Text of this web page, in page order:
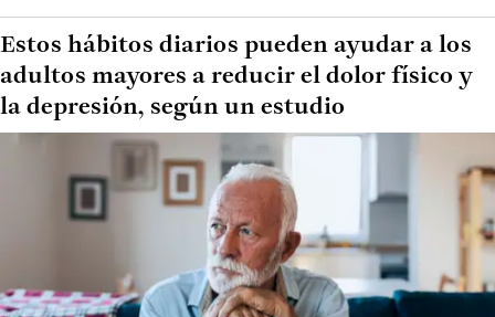
Estos hábitos diarios pueden ayudar a los
adultos mayores a reducir el dolor físico y
la depresión, según un estudio